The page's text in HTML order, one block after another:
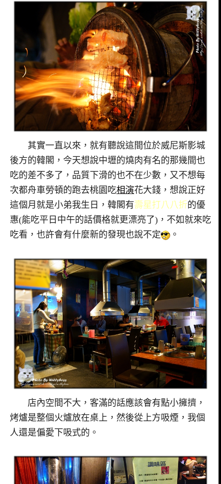
其實一直以來，就有聽說這間位於威尼斯影城
後方的韓閣，今天想說中壢的燒肉有名的那幾間也
吃的差不多了，品質下滑的也不在少數，又不想每
次都舟車勞頓的跑去桃園吃相演花大錢，想說正好
這個月就是小弟我生日，韓閣有壽星打八八折的優
惠(能吃平日中午的話價格就更漂亮了)，不如就來吃
吃看，也許會有什麼新的發現也說不定
。
店內空間不大，客滿的話應該會有點小擁擠，
烤爐是整個火爐放在桌上，然後從上方吸煙，我個
人還是偏愛下吸式的。